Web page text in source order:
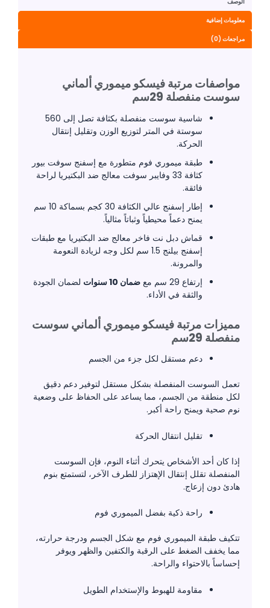
معلومات إضافية
مراجعات (0)
مواصفات مرتبة فيسكو ميموري ألماني
سوست منفصلة 29سم
شاسية سوست منفصلة بكثافة تصل إلى 560
سوستة في المتر لتوزيع الوزن وتقليل إنتقال
الحركة.
طبقة ميموري فوم متطورة مع إسفنج سوفت بيور
كثافة 33 وفايبر سوفت معالج ضد البكتيريا لراحة
فائقة.
إطار إسفنج عالي الكثافة 30 كجم بسماكة 10 سم
يمنح دعماً محيطياً وثباتاً مثالياً.
قماش دبل نت فاخر معالج ضد البكتيريا مع طبقات
إسفنج بيلنج 1.5 سم لكل وجه لزيادة النعومة
والمرونة.
إرتفاع 29 سم مع
ضمان 10 سنوات
لضمان الجودة
والثقة في الأداء.
مميزات مرتبة فيسكو ميموري ألماني سوست
منفصلة 29سم
دعم مستقل لكل جزء من الجسم
تعمل السوست المنفصلة بشكل مستقل لتوفير دعم دقيق
لكل منطقة من الجسم، مما يساعد على الحفاظ على وضعية
نوم صحية ويمنح راحة أكبر.
تقليل انتقال الحركة
إذا كان أحد الأشخاص يتحرك أثناء النوم، فإن السوست
المنفصلة تقلل إنتقال الإهتزاز للطرف الآخر، لتستمتع بنوم
هادئ دون إزعاج.
راحة ذكية بفضل الميموري فوم
تتكيف طبقة الميموري فوم مع شكل الجسم ودرجة حرارته،
مما يخفف الضغط على الرقبة والكتفين والظهر ويوفر
إحساساً بالاحتواء والراحة.
مقاومة للهبوط والإستخدام الطويل